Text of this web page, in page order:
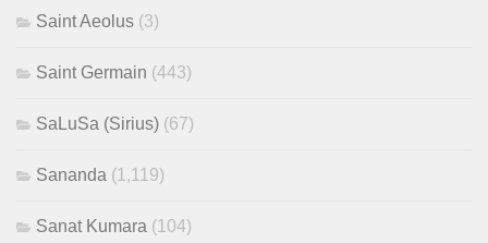
Saint Aeolus (3)
Saint Germain (443)
SaLuSa (Sirius) (67)
Sananda (1,119)
Sanat Kumara (104)